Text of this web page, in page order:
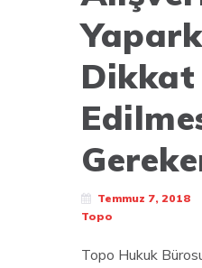
Dikkat
Temmuz 7, 2018
Topo
Topo Hukuk